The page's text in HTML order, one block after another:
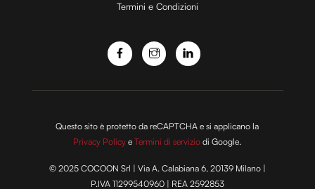
o
Termini e Condizioni
Questo sito è protetto da reCAPTCHA e si applicano la
Privacy Policy eTermini di servizio di Google.
© 2025 COCOON Srl | Via A. Calabiana 6, 20139 Milano |
P.IVA 11299540960 | REA 2592853